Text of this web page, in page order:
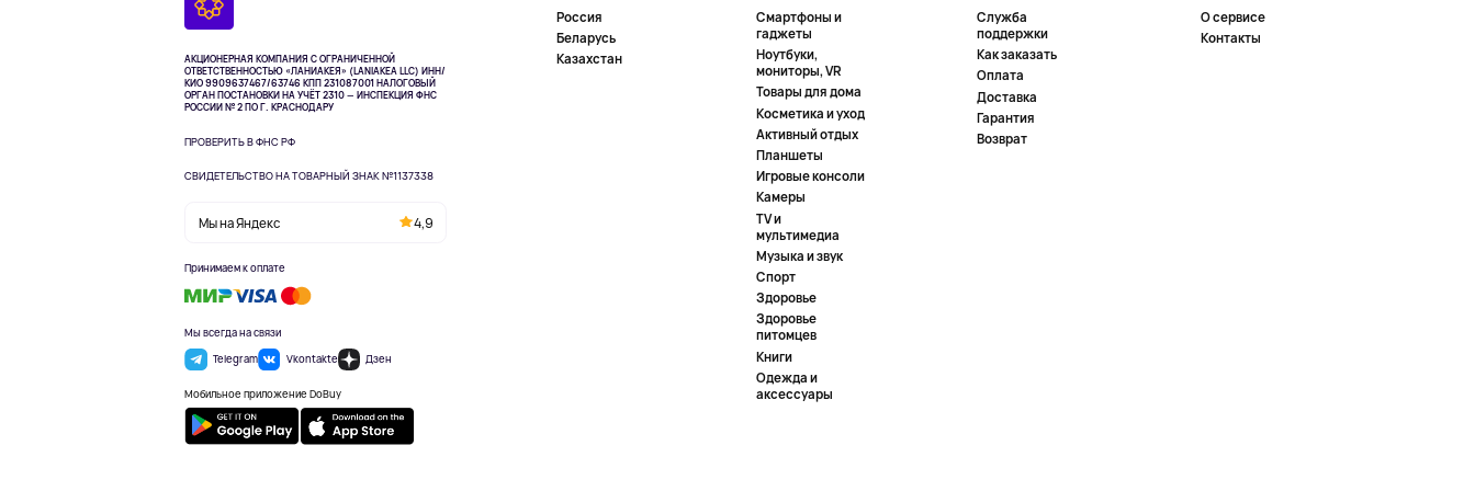
АКЦИОНЕРНАЯ КОМПАНИЯ С ОГРАНИЧЕННОЙ
ОТВЕТСТВЕННОСТЬЮ «ЛАНИАКЕЯ» (LANIAKEA LLC) ИНН/
КИО 9909637467/63746 КПП 231087001НАЛОГОВЫЙ
ОРГАН ПОСТАНОВКИ НА УЧЁТ 2310 — ИНСПЕКЦИЯ ФНС
РОССИИ № 2 ПО Г. КРАСНОДАРУ
ПРОВЕРИТЬ В ФНС РФ
СВИДЕТЕЛЬСТВО НА ТОВАРНЫЙ ЗНАК №1137338
Мы на Яндекс 4,9
Принимаем к оплате
Мы всегда на связи
Telegram
Vkontakte Дзен
Мобильное приложение DoBuy
Россия
Беларусь
Казахстан
Смартфоны и
гаджеты
Ноутбуки,
мониторы, VR
Товары для дома
Косметика и уход
Активный отдых
Планшеты
Игровые консоли
Камеры
TV и
мультимедиа
Музыка и звук
Спорт
Здоровье
Здоровье
питомцев
Книги
Одежда и
аксессуары
Служба
поддержки
Как заказать
Оплата
Доставка
Гарантия
Возврат
О сервисе
Контакты